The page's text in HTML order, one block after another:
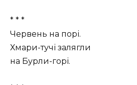
* * *
Червень на порі.
Хмари-тучі залягли
на Бурли-горі.